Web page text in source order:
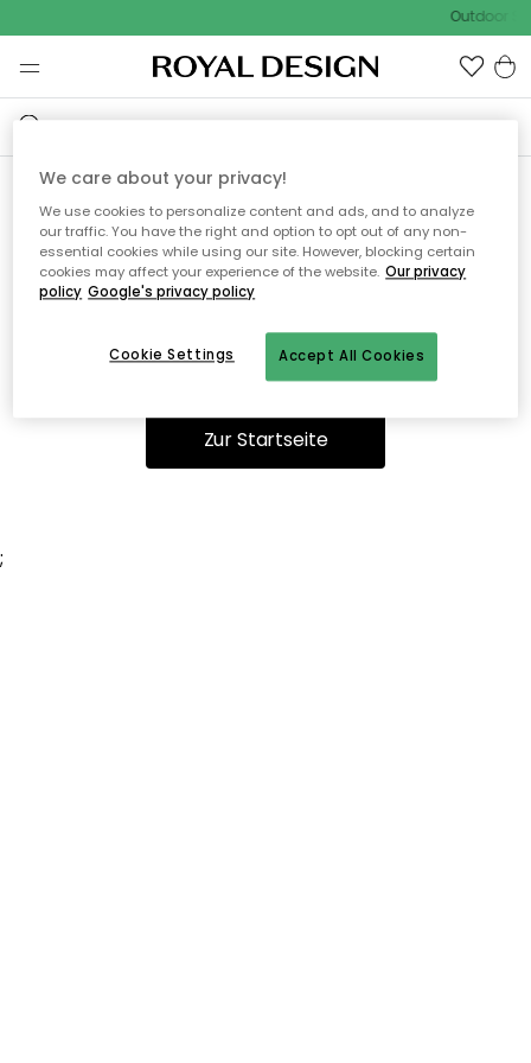
Outdoor
Ooops, die Seite wurde nicht
gefunden.
Sie können auf unserer Startseiteweiter navigieren.
Zur Startseite
;
We care about your privacy!
We use cookies to personalize content and ads, and to analyze
our traffic. You have the right and option to opt out of any non-
essential cookies while using our site. However, blocking certain
cookies may affect your experience of the website. Our privacy
policy Google's privacy policy
Accept All Cookies
Cookie Settings